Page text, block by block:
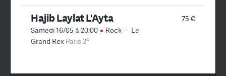
75 €
Hajib Laylat L'Ayta
Samedi 16/05 à 20:00 Rock – Le
Grand Rex Paris 2e